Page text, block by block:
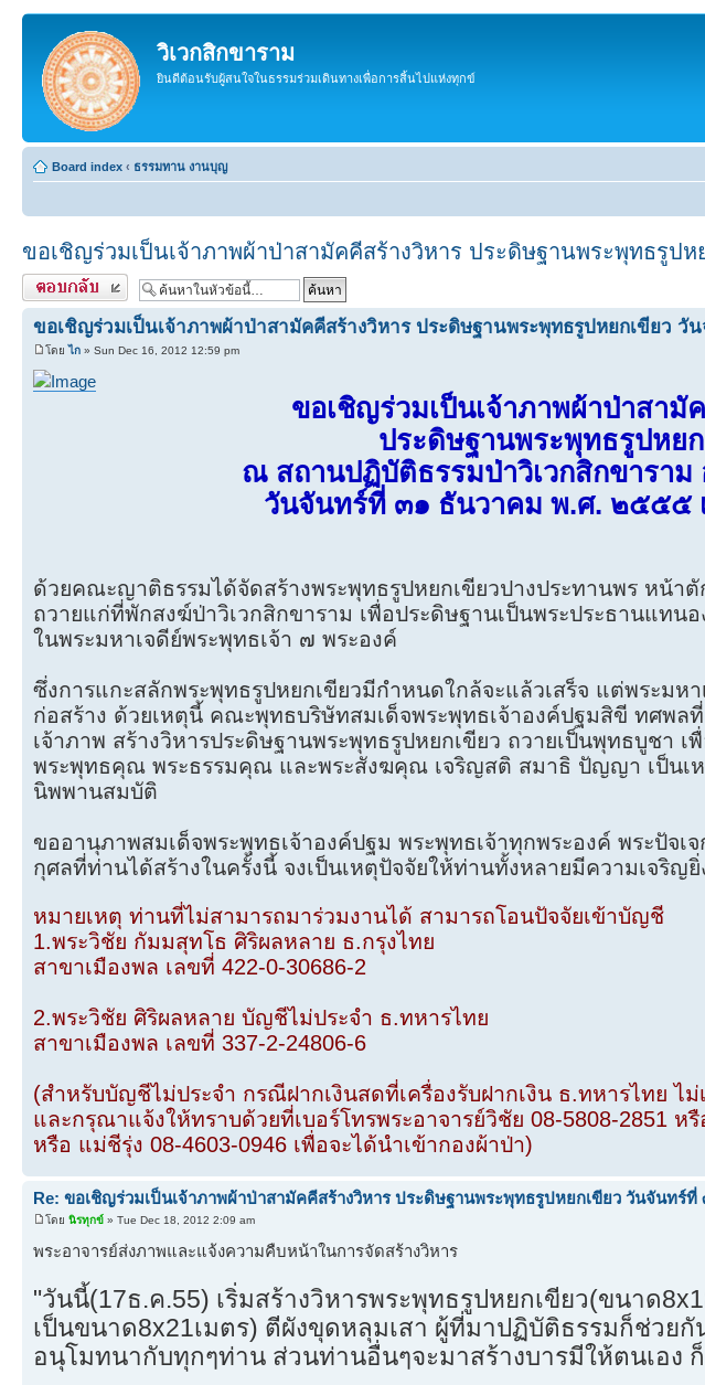
วิเวกสิกขาราม
ยินดีต้อนรับผู้สนใจในธรรมร่วมเดินทางเพื่อการสิ้นไปแห่งทุกข์
Board index ‹ ธรรมทาน งานบุญ
ขอเชิญร่วมเป็นเจ้าภาพผ้าป่าสามัคคีสร้างวิหาร ประดิษฐานพระพุทธรู
ตอบกลับ
ขอเชิญร่วมเป็นเจ้าภาพผ้าป่าสามัคคีสร้างวิหาร ประดิษฐานพระพุทธรูปหยกเขียว
โดยไก » Sun Dec 16, 2012 12:59 pm
ขอเชิญร่วมเป็นเจ้าภาพผ้าป่าสามั
ประดิษฐานพระพุทธรูปหยก
ณ สถานปฏิบัติธรรมป่าวิเวกสิกขารา
วันจันทร์ที่ ๓๑ ธันวาคม พ.ศ. ๒๕๕๕
ด้วยคณะญาติธรรมได้จัดสร้างพระพุทธรูปหยกเขียวปางประทานพร หน้
ถวายแก่ที่พักสงฆ์ป่าวิเวกสิกขาราม เพื่อประดิษฐานเป็นพระประธานแทน
ในพระมหาเจดีย์พระพุทธเจ้า ๗ พระองค์
ซึ่งการแกะสลักพระพุทธรูปหยกเขียวมีกำหนดใกล้จะแล้วเสร็จ แต่พระมหา
ก่อสร้าง ด้วยเหตุนี้ คณะพุทธบริษัทสมเด็จพระพุทธเจ้าองค์ปฐมสิขี ทศพ
เจ้าภาพ สร้างวิหารประดิษฐานพระพุทธรูปหยกเขียว ถวายเป็นพุทธบูชา
พระพุทธคุณ พระธรรมคุณ และพระสังฆคุณ เจริญสติ สมาธิ ปัญญา เป็นเ
นิพพานสมบัติ
ขออานุภาพสมเด็จพระพุทธเจ้าองค์ปฐม พระพุทธเจ้าทุกพระองค์ พระปัจ
กุศลที่ท่านได้สร้างในครั้งนี้ จงเป็นเหตุปัจจัยให้ท่านทั้งหลายมีความเจริ
หมายเหตุ ท่านที่ไม่สามารถมาร่วมงานได้ สามารถโอนปัจจัยเข้าบัญชี
1.พระวิชัย กัมมสุทโธ ศิริผลหลาย ธ.กรุงไทย
สาขาเมืองพล เลขที่ 422-0-30686-2
2.พระวิชัย ศิริผลหลาย บัญชีไม่ประจำ ธ.ทหารไทย
สาขาเมืองพล เลขที่ 337-2-24806-6
(สำหรับบัญชีไม่ประจำ กรณีฝากเงินสดที่เครื่องรับฝากเงิน ธ.ทหารไทย ไม่
และกรุณาแจ้งให้ทราบด้วยที่เบอร์โทรพระอาจารย์วิชัย 08-5808-2851 หรื
หรือ แม่ชีรุ่ง 08-4603-0946 เพื่อจะได้นำเข้ากองผ้าป่า)
Re: ขอเชิญร่วมเป็นเจ้าภาพผ้าป่าสามัคคีสร้างวิหาร ประดิษฐานพระพุทธรูปหยกเขียว วันจันทร์
โดย นิรทุกข์ » Tue Dec 18, 2012 2:09 am
พระอาจารย์ส่งภาพและแจ้งความคืบหน้าในการจัดสร้างวิหาร
"วันนี้(17ธ.ค.55) เริ่มสร้างวิหารพระพุทธรูปหยกเขียว(ขนาด
เป็นขนาด8x21เมตร) ตีผังขุดหลุมเสา ผู้ที่มาปฏิบัติธรรมก็ช่วยกั
อนุโมทนากับทุกๆท่าน ส่วนท่านอื่นๆจะมาสร้างบารมีให้ตนเอง